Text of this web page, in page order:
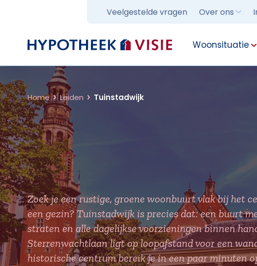
Veelgestelde vragen Over ons
Terug naar home Woonsituatie
Home Leiden Tuinstadwijk
Zoek je een rustige, groene woonbuurt vlak bij het
een gezin? Tuinstadwijk is precies dat: een buurt
straten en alle dagelijkse voorzieningen binnen
Sterrenwachtlaan ligt op loopafstand voor een
historische centrum bereik je in een paar minuten